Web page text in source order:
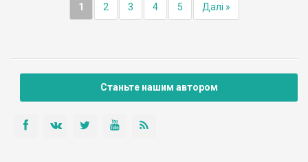
1 2 3 4 5 Далі »
Станьте нашим автором